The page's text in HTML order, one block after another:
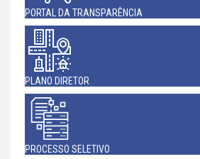
PORTAL DA TRANSPARÊNCIA
PLANO DIRETOR
PROCESSO SELETIVO